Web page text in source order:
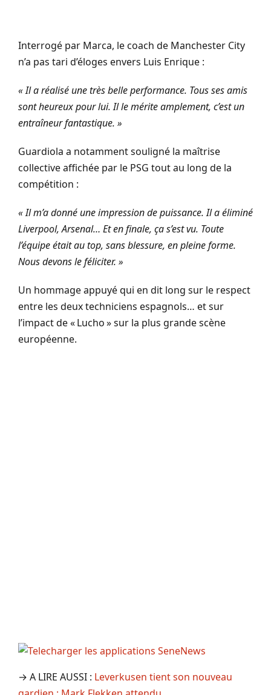
Interrogé par Marca, le coach de Manchester City
n’a pas tari d’éloges envers Luis Enrique :
« Il a réalisé une très belle performance. Tous ses amis
sont heureux pour lui. Il le mérite amplement, c’est un
entraîneur fantastique. »
Guardiola a notamment souligné la maîtrise
collective affichée par le PSG tout au long de la
compétition :
« Il m’a donné une impression de puissance. Il a éliminé
Liverpool, Arsenal… Et en finale, ça s’est vu. Toute
l’équipe était au top, sans blessure, en pleine forme.
Nous devons le féliciter. »
Un hommage appuyé qui en dit long sur le respect
entre les deux techniciens espagnols… et sur
l’impact de « Lucho » sur la plus grande scène
européenne.
→ A LIRE AUSSI : Leverkusen tient son nouveau